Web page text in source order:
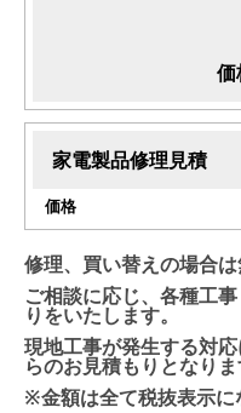
価
家電製品修理見積
修理、買い替えの場合は
ご相談に応じ、各種工
りをいたします。
現地工事が発生する対
らのお見積もりとなりま
※金額は全て税抜表示に